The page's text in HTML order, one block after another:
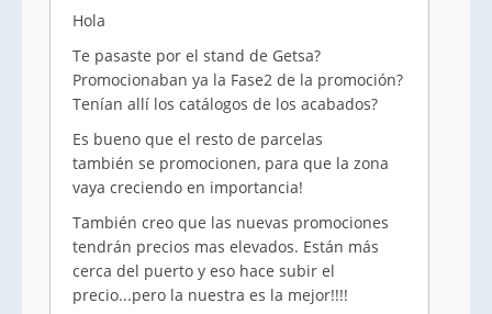
Hola
Te pasaste por el stand de Getsa?
Promocionaban ya la Fase2 de la promoción?
Tenían allí los catálogos de los acabados?
Es bueno que el resto de parcelas
también se promocionen, para que la zona
vaya creciendo en importancia!
También creo que las nuevas promociones
tendrán precios mas elevados. Están más
cerca del puerto y eso hace subir el
precio...pero la nuestra es la mejor!!!!